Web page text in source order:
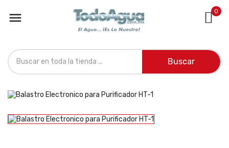
 0
Buscar